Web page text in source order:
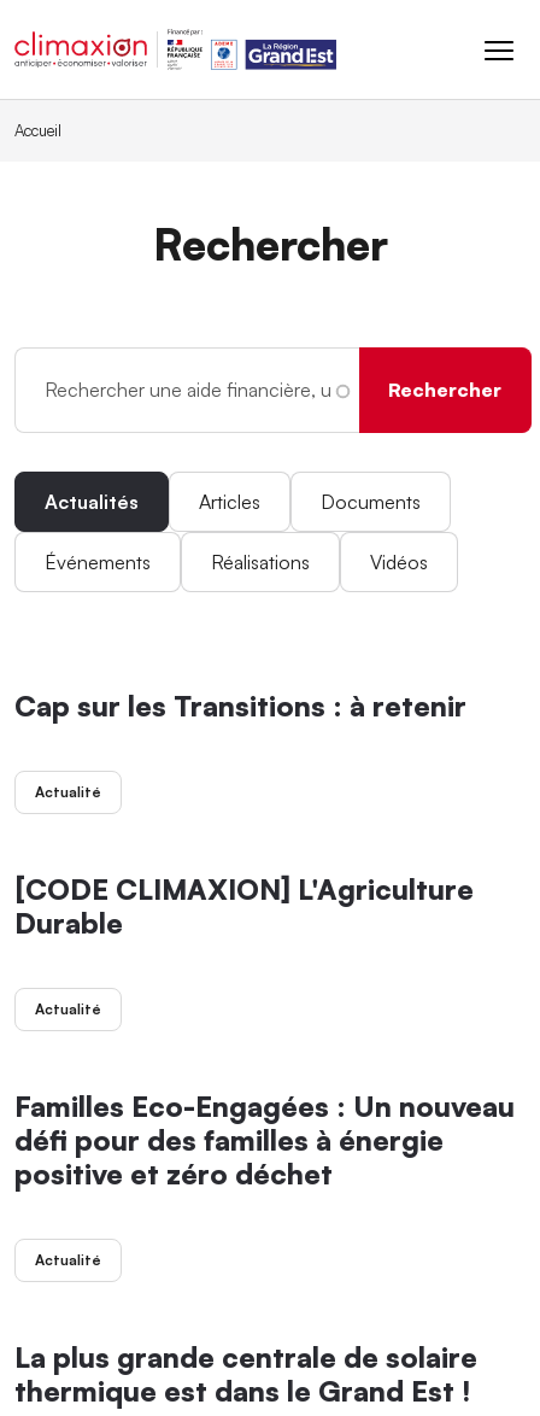
Accueil
Rechercher
Actualités Articles Documents
Événements Réalisations Vidéos
Cap sur les Transitions : à retenir
Actualité
[CODE CLIMAXION] L'Agriculture
Durable
Actualité
Familles Eco-Engagées : Un nouveau
défi pour des familles à énergie
positive et zéro déchet
Actualité
La plus grande centrale de solaire
thermique est dans le Grand Est !